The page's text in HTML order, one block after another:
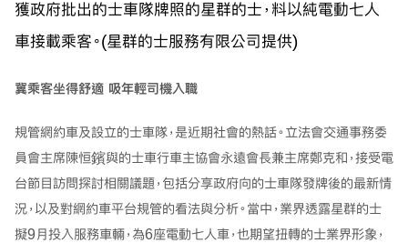
獲政府批出的士車隊牌照的星群的士，料以純電動七人
車接載乘客。(星群的士服務有限公司提供)
冀乘客坐得舒適 吸年輕司機入職
規管網約車及設立的士車隊，是近期社會的熱話。立法會交通事務委
員會主席陳恒鑌與的士車行車主協會永遠會長兼主席鄭克和，接受電
台節目訪問探討相關議題，包括分享政府向的士車隊發牌後的最新情
況，以及對網約車平台規管的看法與分析。當中，業界透露星群的士
擬9月投入服務車輛，為6座電動七人車，也期望扭轉的士業界形象，